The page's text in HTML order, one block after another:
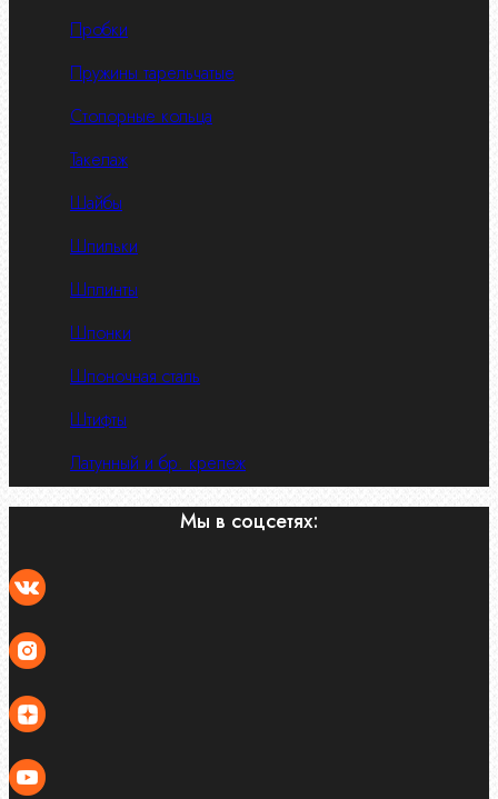
Пробки
Пружины тарельчатые
Стопорные кольца
Такелаж
Шайбы
Шпильки
Шплинты
Шпонки
Шпоночная сталь
Штифты
Латунный и бр. крепеж
Мы в соцсетях: